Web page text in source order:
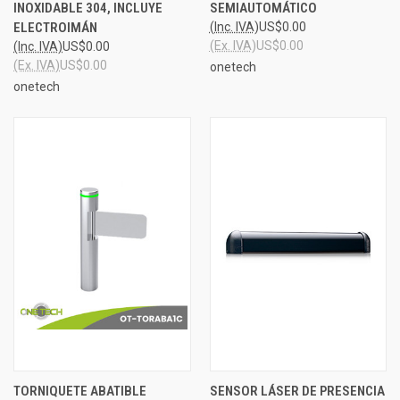
INOXIDABLE 304, INCLUYE
ELECTROIMÁN
US$0.00
(Inc. IVA)
US$0.00
(Ex. IVA)
onetech
SEMIAUTOMÁTICO
US$0.00
(Inc. IVA)
US$0.00
(Ex. IVA)
onetech
TORNIQUETE ABATIBLE
SENSOR LÁSER DE PRESENCIA